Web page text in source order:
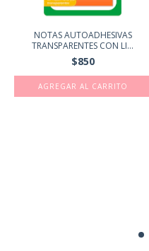
NOTAS AUTOADHESIVAS
TRANSPARENTES CON LI...
$850